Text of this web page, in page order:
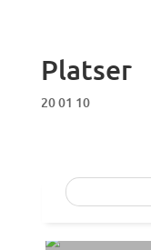
Platser
20 01 10